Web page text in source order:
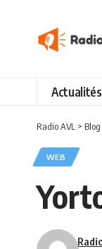
Actualités
Radio AVL > Blog
WEB